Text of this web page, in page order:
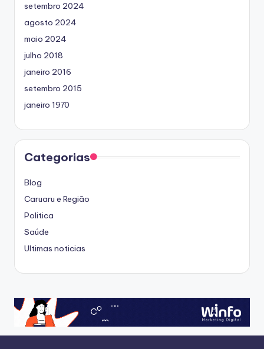
setembro 2024
agosto 2024
maio 2024
julho 2018
janeiro 2016
setembro 2015
janeiro 1970
Categorias
Blog
Caruaru e Região
Politica
Saúde
Ultimas noticias